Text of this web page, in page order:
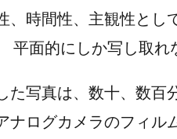
時間性、主観性とし
平面的にしか写し取れ
写真は、数十、数百
ナログカメラのフィル